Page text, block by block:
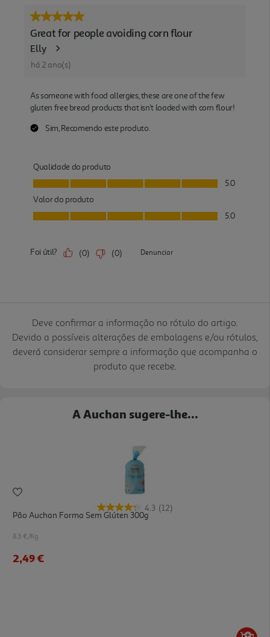
Deve confirmar a informação no rótulo do artigo.
Devido a possíveis alterações de embalagens e/ou rótulos,
deverá considerar sempre a informação que acompanha o
produto que recebe.
A Auchan sugere-lhe...
4.3 (12)
Pão Auchan Forma Sem Glúten 300g
8.3 €/Kg
2,49 €